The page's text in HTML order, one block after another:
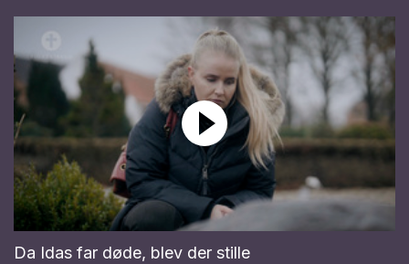
Da Idas far døde, blev der stille